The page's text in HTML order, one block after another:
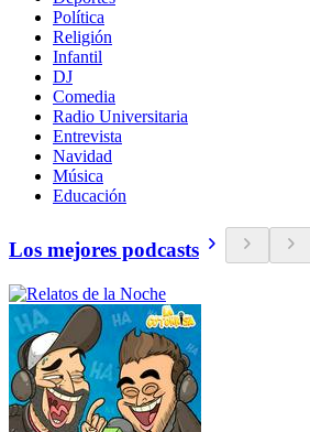
Política
Religión
Infantil
DJ
Comedia
Radio Universitaria
Entrevista
Navidad
Música
Educación
Los mejores podcasts